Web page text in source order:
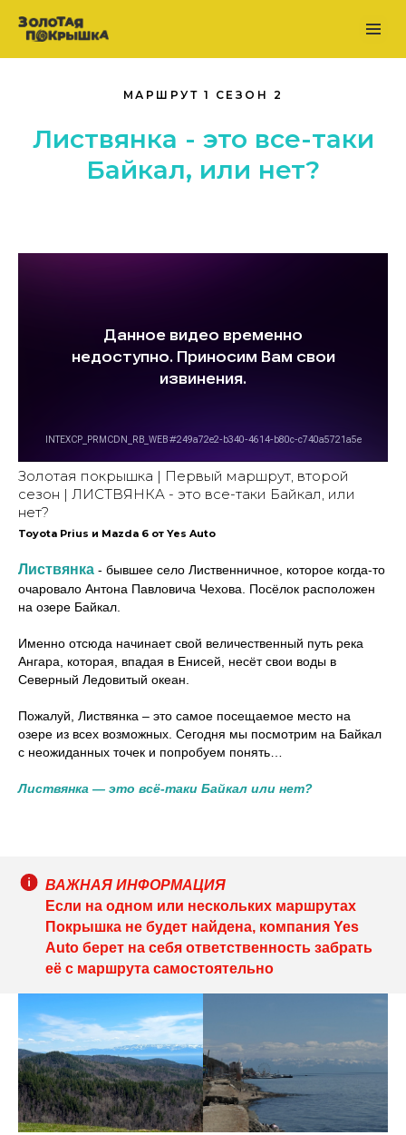
МАРШРУТ 1 СЕЗОН 2
Листвянка - это все-таки
Байкал, или нет?
Золотая покрышка | Первый маршрут, второй
сезон | ЛИСТВЯНКА - это все-таки Байкал, или
нет?
Toyota Prius и Mazda 6 от Yes Auto
Листвянка - бывшее село Лиственничное, которое когда-то
очаровало Антона Павловича Чехова. Посёлок расположен
на озере Байкал.
Именно отсюда начинает свой величественный путь река
Ангара, которая, впадая в Енисей, несёт свои воды в
Северный Ледовитый океан.
Пожалуй, Листвянка – это самое посещаемое место на
озере из всех возможных. Сегодня мы посмотрим на Байкал
с неожиданных точек и попробуем понять…
Листвянка — это всё-таки Байкал или нет?
ВАЖНАЯ ИНФОРМАЦИЯ
Если на одном или нескольких маршрутах
Покрышка не будет найдена, компания Yes
Auto берет на себя ответственность забрать
её с маршрута самостоятельно